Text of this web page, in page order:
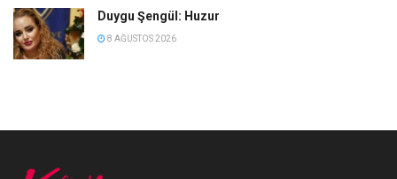
Duygu Şengül: Huzur
8 AĞUSTOS 2026